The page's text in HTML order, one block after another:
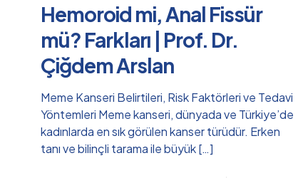
Hemoroid mi, Anal Fissür
mü? Farkları | Prof. Dr.
Çiğdem Arslan
Meme Kanseri Belirtileri, Risk Faktörleri ve Tedavi
Yöntemleri Meme kanseri, dünyada ve Türkiye’de
kadınlarda en sık görülen kanser türüdür. Erken
tanı ve bilinçli tarama ile büyük[…]